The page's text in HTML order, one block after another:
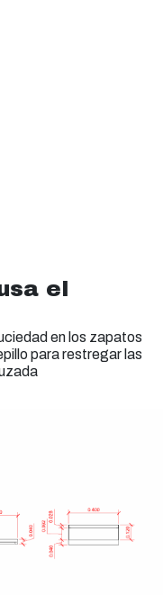
el
en los zapatos
para restregar las